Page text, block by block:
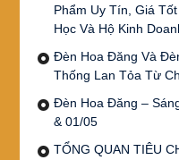
Phẩm Uy Tín, Giá
Học Và Hộ Kinh
Đèn Hoa Đăng Và
Thống Lan Tỏa Từ
Đèn Hoa Đăng –
& 01/05
TỔNG QUAN TIÊU